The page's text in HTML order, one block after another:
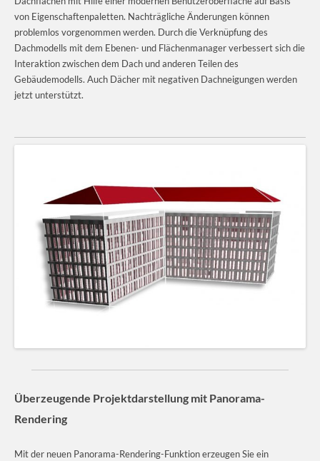
von Eigenschaftenpaletten. Nachträgliche Änderungen können
problemlos vorgenommen werden. Durch die Verknüpfung des
Dachmodells mit dem Ebenen- und Flächenmanager verbessert sich die
Interaktion zwischen dem Dach und anderen Teilen des
Gebäudemodells. Auch Dächer mit negativen Dachneigungen werden
jetzt unterstützt.
Überzeugende Projektdarstellung mit Panorama-
Rendering
Mit der neuen Panorama-Rendering-Funktion erzeugen Sie ein